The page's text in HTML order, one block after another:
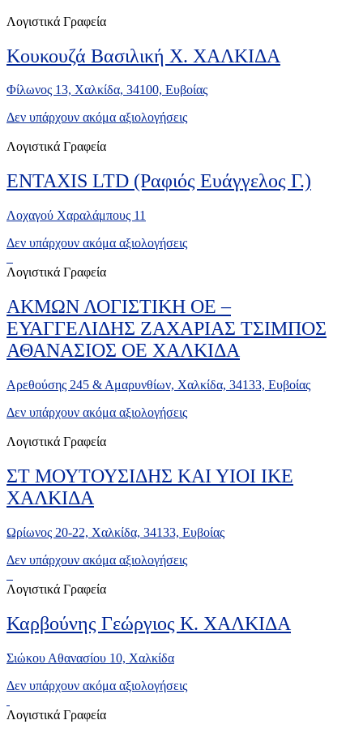
Λογιστικά Γραφεία
Κουκουζά Βασιλική Χ. ΧΑΛΚΙΔΑ
Φίλωνος 13, Χαλκίδα, 34100, Ευβοίας
Δεν υπάρχουν ακόμα αξιολογήσεις
Λογιστικά Γραφεία
ENTAXIS LTD (Ραφιός Ευάγγελος Γ.)
Λοχαγού Χαραλάμπους 11
Δεν υπάρχουν ακόμα αξιολογήσεις
Λογιστικά Γραφεία
ΑΚΜΩΝ ΛΟΓΙΣΤΙΚΗ ΟΕ –
ΕΥΑΓΓΕΛΙΔΗΣ ΖΑΧΑΡΙΑΣ ΤΣΙΜΠΟΣ
ΑΘΑΝΑΣΙΟΣ ΟΕ ΧΑΛΚΙΔΑ
Αρεθούσης 245 & Αμαρυνθίων, Χαλκίδα, 34133, Ευβοίας
Δεν υπάρχουν ακόμα αξιολογήσεις
Λογιστικά Γραφεία
ΣΤ ΜΟΥΤΟΥΣΙΔΗΣ ΚΑΙ ΥΙΟΙ ΙΚΕ
ΧΑΛΚΙΔΑ
Ωρίωνος 20-22, Χαλκίδα, 34133, Ευβοίας
Δεν υπάρχουν ακόμα αξιολογήσεις
Λογιστικά Γραφεία
Καρβούνης Γεώργιος Κ. ΧΑΛΚΙΔΑ
Σιώκου Αθανασίου 10, Χαλκίδα
Δεν υπάρχουν ακόμα αξιολογήσεις
Λογιστικά Γραφεία